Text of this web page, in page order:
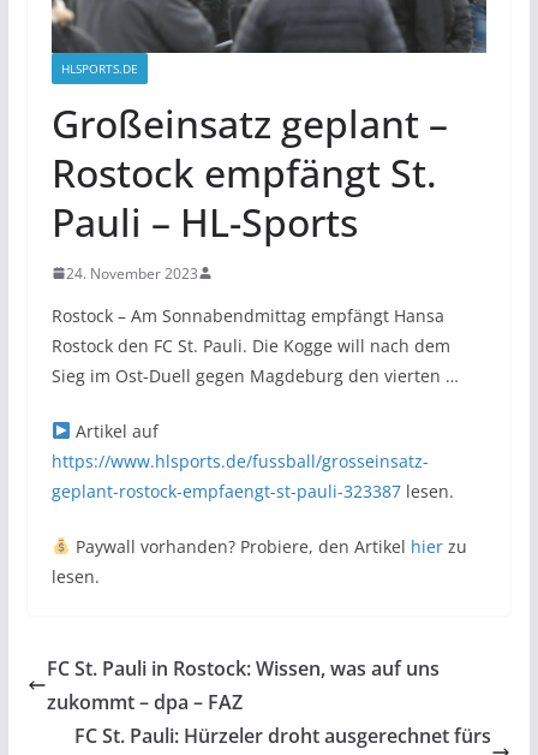
HLSPORTS.DE
Großeinsatz geplant –
Rostock empfängt St.
Pauli – HL-Sports
24. November 2023
Rostock – Am Sonnabendmittag empfängt Hansa
Rostock den FC St. Pauli. Die Kogge will nach dem
Sieg im Ost-Duell gegen Magdeburg den vierten …
Artikel auf
https://www.hlsports.de/fussball/grosseinsatz-
geplant-rostock-empfaengt-st-pauli-323387lesen.
Paywall vorhanden? Probiere, den Artikel hierzu
lesen.
FC St. Pauli in Rostock: Wissen, was auf uns
zukommt – dpa – FAZ
FC St. Pauli: Hürzeler droht ausgerechnet fürs